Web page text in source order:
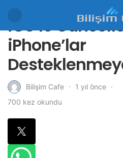
iOS 19
iPhone’lar
Bilişim Cafe
1 yıl önce
700 kez okundu